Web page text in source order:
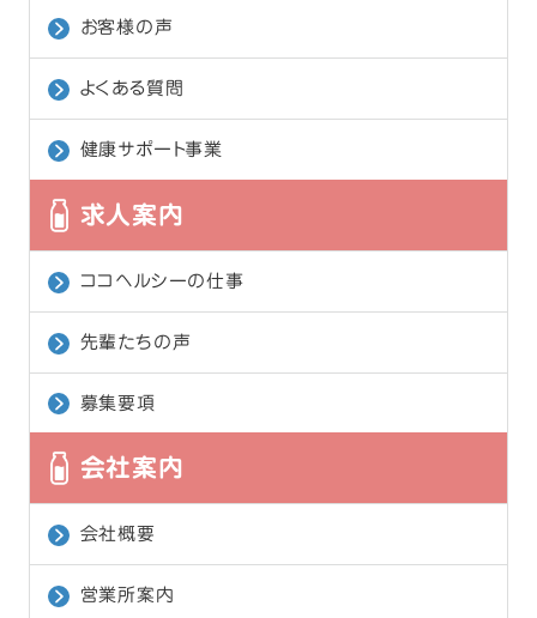
お客様の声
よくある質問
健康サポート事業
求人案内
ココヘルシーの仕事
先輩たちの声
募集要項
会社案内
会社概要
営業所案内